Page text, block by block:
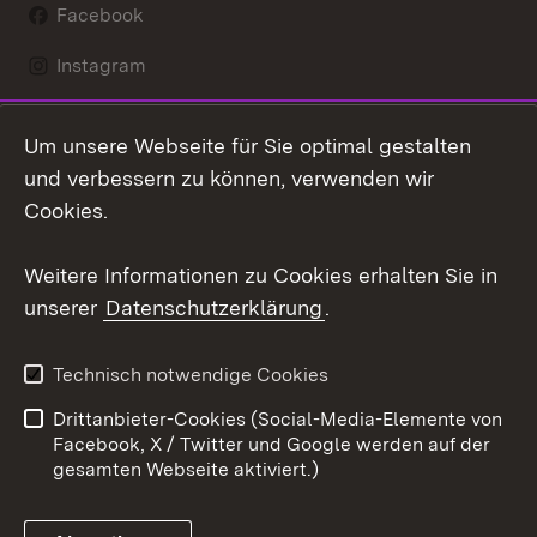
Facebook
Instagram
Mastodon
Youtube
Kontakt
Datenschutz
Barrierefreiheit
Impressum Cookies
Um unsere Webseite für Sie optimal gestalten
und verbessern zu können, verwenden wir
Cookies.
Weitere Informationen zu Cookies erhalten Sie in
unserer Datenschutzerklärung.
Technisch notwendige Cookies
Drittanbieter-Cookies (Social-Media-Elemente von
Facebook, X / Twitter und Google werden auf der
gesamten Webseite aktiviert.)